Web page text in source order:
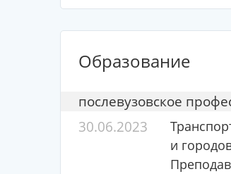
Образование
послевузовское
30.06.2023
и